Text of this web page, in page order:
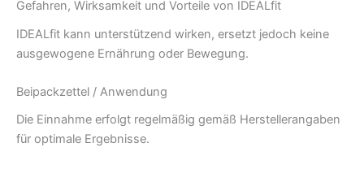
Gefahren, Wirksamkeit und Vorteile von IDEALfit
IDEALfit kann unterstützend wirken, ersetzt jedoch keine
ausgewogene Ernährung oder Bewegung.
Beipackzettel / Anwendung
Die Einnahme erfolgt regelmäßig gemäß Herstellerangaben
für optimale Ergebnisse.